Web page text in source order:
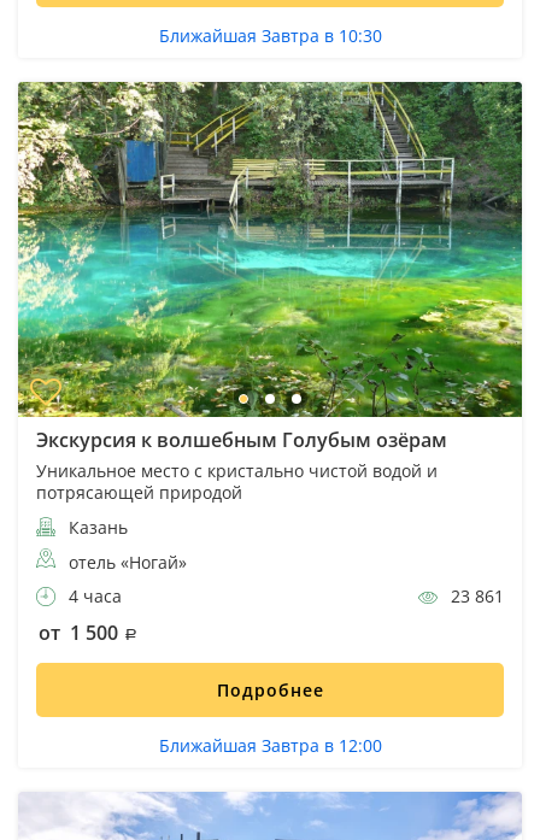
Ближайшая Завтра в 10:30
Экскурсия к волшебным Голубым озёрам
Уникальное место с кристально чистой водой и
потрясающей природой
Казань
отель «Ногай»
4 часа
23 861
от 1 500
Подробнее
Ближайшая Завтра в 12:00